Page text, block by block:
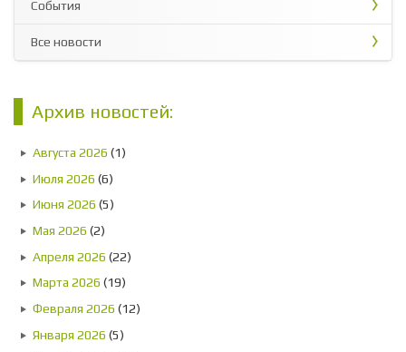
События
Все новости
Архив новостей:
Августа 2026 (1)
Июля 2026 (6)
Июня 2026 (5)
Мая 2026 (2)
Апреля 2026 (22)
Марта 2026 (19)
Февраля 2026 (12)
Января 2026 (5)